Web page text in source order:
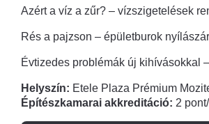
Azért a víz a zűr? – vízszigetelések
Rés a pajzson – épületburok
Évtizedes problémák új kihívásokkal
Helyszín: Etele Plaza Prémium
Építészkamarai akkreditáció: 2